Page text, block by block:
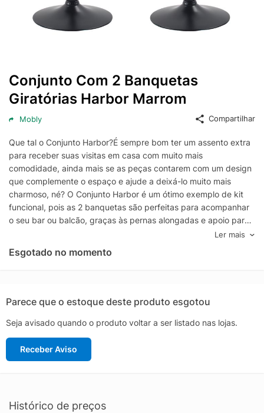
Conjunto Com 2 Banquetas
Giratórias Harbor Marrom
Mobly Compartilhar
Que tal o Conjunto Harbor?É sempre bom ter um assento extra
para receber suas visitas em casa com muito mais
comodidade, ainda mais se as peças contarem com um design
que complemente o espaço e ajude a deixá-lo muito mais
charmoso, né? O Conjunto Harbor é um ótimo exemplo de kit
funcional, pois as 2 banquetas são perfeitas para acompanhar
o seu bar ou balcão, graças às pernas alongadas e apoio para
os pés, e deixar as confraternizações ainda mais completas e
descontraídas. De quebra, elas são almofadadas e têm uma
combinação de cores que se destaca pela elegância e
agradece!
Ler mais
Esgotado no momento
Parece que o estoque deste produto esgotou
Seja avisado quando o produto voltar a ser listado nas lojas.
Receber Aviso
Histórico de preços